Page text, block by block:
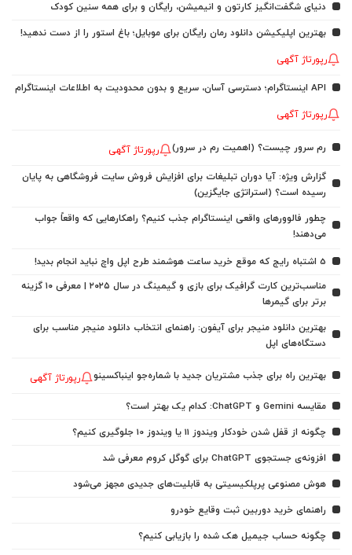
دنیای شگفت‌انگیز کارتون و انیمیشن، رایگان و برای همه سنین کودک
بهترین اپلیکیشن دانلود رمان رایگان برای موبایل؛ باغ استور را از دست ندهید!
رپورتاژ آگهی
API اینستاگرام؛ دسترسی آسان، سریع و بدون محدودیت به اطلاعات اینستاگرام
رپورتاژ آگهی
رم سرور چیست؟ (اهمیت رم در سرور) رپورتاژ آگهی
گزارش ویژه: آیا دوران تبلیغات برای افزایش فروش سایت فروشگاهی به پایان
رسیده است؟ (استراتژی جایگزین)
چطور فالوورهای واقعی اینستاگرام جذب کنیم؟ راهکارهایی که واقعاً جواب
می‌دهند!
5 اشتباه رایج که موقع خرید ساعت هوشمند طرح اپل واچ نباید انجام بدید!
مناسب‌ترین کارت گرافیک برای بازی و گیمینگ در سال ۲۰۲۵ | معرفی ۱۰ گزینه
برتر برای گیمرها
بهترین دانلود منیجر برای آیفون: راهنمای انتخاب دانلود منیجر مناسب برای
دستگاه‌های اپل
بهترین راه برای جذب مشتریان جدید با شماره‌جو اینباکسینو رپورتاژ آگهی
مقایسه Gemini و ChatGPT: کدام یک بهتر است؟
چگونه از قفل شدن خودکار ویندوز 11 یا ویندوز 10 جلوگیری کنیم؟
افزونه‌ی جستجوی ChatGPT برای گوگل کروم معرفی شد
هوش مصنوعی پرپلکیسیتی به قابلیت‌های جدیدی مجهز می‌شود
راهنمای خرید دوربین ثبت وقایع خودرو
چگونه حساب جیمیل هک شده را بازیابی کنیم؟